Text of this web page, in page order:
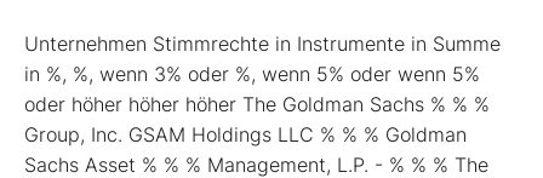
Unternehmen Stimmrechte in Instrumente in Summe
in %, %, wenn 3% oder %, wenn 5% oder wenn 5%
oder höher höher höher The Goldman Sachs % % %
Group, Inc. GSAM Holdings LLC % % % Goldman
Sachs Asset % % % Management, L.P. - % % % The